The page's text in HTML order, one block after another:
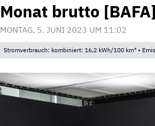
Monat brutto [BAFA]
MONTAG, 5. JUNI 2023 UM 11:02
Stromverbrauch: kombiniert: 16,2 kWh/100 km* •